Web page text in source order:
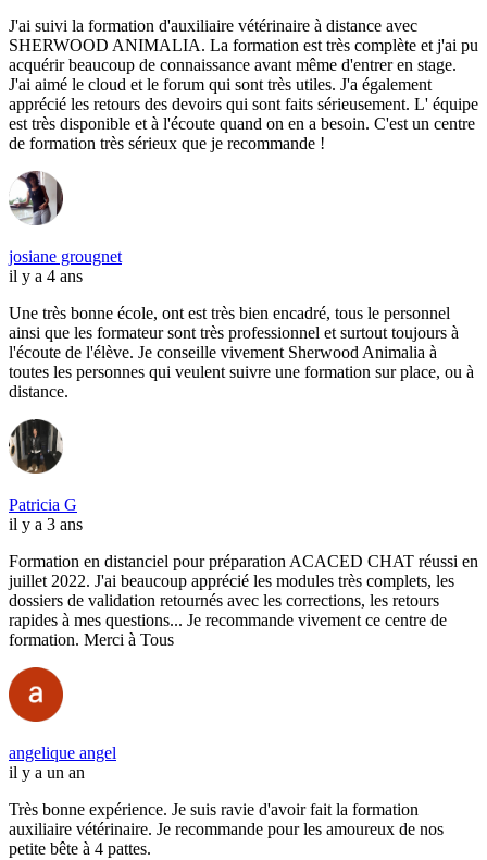
J'ai suivi la formation d'auxiliaire vétérinaire à distance avec
SHERWOOD ANIMALIA. La formation est très complète et j'ai pu
acquérir beaucoup de connaissance avant même d'entrer en stage.
J'ai aimé le cloud et le forum qui sont très utiles. J'a également
apprécié les retours des devoirs qui sont faits sérieusement. L' équipe
est très disponible et à l'écoute quand on en a besoin. C'est un centre
de formation très sérieux que je recommande !
josiane grougnet
il y a 4 ans
Une très bonne école, ont est très bien encadré, tous le personnel
ainsi que les formateur sont très professionnel et surtout toujours à
l'écoute de l'élève. Je conseille vivement Sherwood Animalia à
toutes les personnes qui veulent suivre une formation sur place, ou à
distance.
Patricia G
il y a 3 ans
Formation en distanciel pour préparation ACACED CHAT réussi en
juillet 2022. J'ai beaucoup apprécié les modules très complets, les
dossiers de validation retournés avec les corrections, les retours
rapides à mes questions... Je recommande vivement ce centre de
formation. Merci à Tous
angelique angel
il y a un an
Très bonne expérience. Je suis ravie d'avoir fait la formation
auxiliaire vétérinaire. Je recommande pour les amoureux de nos
petite bête à 4 pattes.